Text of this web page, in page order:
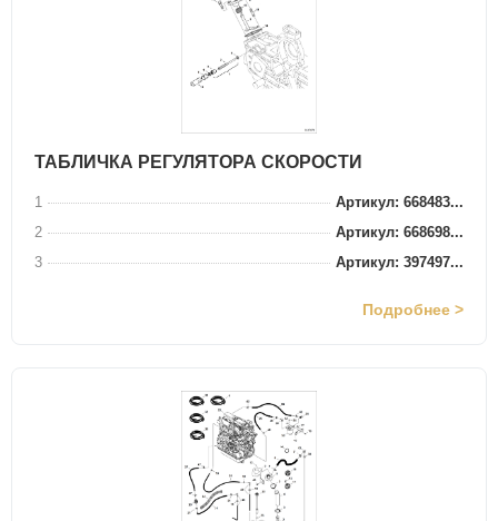
ТАБЛИЧКА РЕГУЛЯТОРА СКОРОСТИ
1
Артикул: 668483...
2
Артикул: 668698...
3
Артикул: 397497...
Подробнее >